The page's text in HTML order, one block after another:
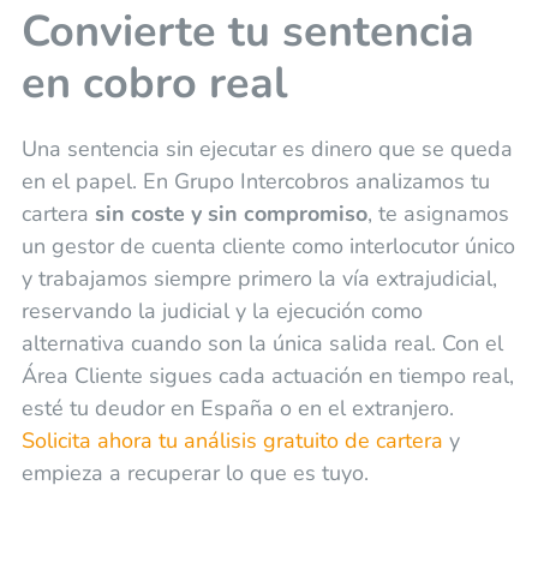
Convierte tu sentencia
en cobro real
Una sentencia sin ejecutar es dinero que se queda
en el papel. En Grupo Intercobros analizamos tu
cartera sin coste y sin compromiso, te asignamos
un gestor de cuenta cliente como interlocutor único
y trabajamos siempre primero la vía extrajudicial,
reservando la judicial y la ejecución como
alternativa cuando son la única salida real. Con el
Área Cliente sigues cada actuación en tiempo real,
esté tu deudor en España o en el extranjero.
Solicita ahora tu análisis gratuito de cartera y
empieza a recuperar lo que es tuyo.